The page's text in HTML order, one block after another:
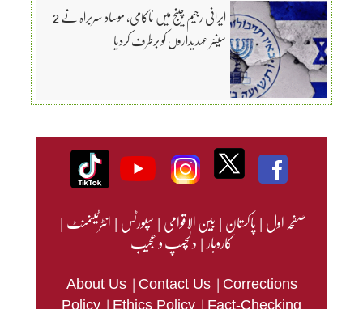
ایرانی رجیم چینج میں ناکامی، موساد سربراہ نے 2
سینئر عہدیداروں کو برطرف کردیا
صفحہ اول|پاکستان|بین الاقوامی|سپورٹس|انٹرٹینمنٹ|
کاروبار|دلچسپ و عجیب
About Us | Contact Us | Corrections
Policy
Ethics Policy Fact-Checking